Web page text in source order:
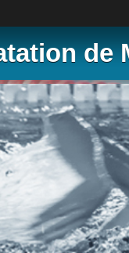
de